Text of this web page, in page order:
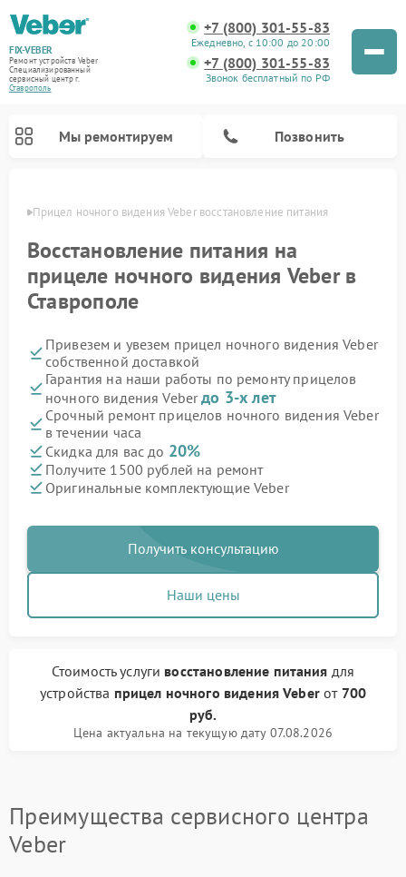
FIX-VEBER
Ремонт устройств Veber
Специализированный
cервисный центр г.
Ставрополь
+7 (800) 301-55-83
Ежедневно, с 10:00 до 20:00
+7 (800) 301-55-83
Звонок бесплатный по РФ
Мы ремонтируем Позвонить
Прицел ночного видения Veber восстановление питания
Восстановление питания на
прицеле ночного видения Veber в
Ставрополе
Привезем и увезем прицел ночного видения Veber
собственной доставкой
Гарантия на наши работы по ремонту прицелов
ночного видения Veberдо 3-х лет
Срочный ремонт прицелов ночного видения Veber
в течении часа
Скидка для вас до 20%
Получите 1500 рублей на ремонт
Оригинальные комплектующие Veber
Получить консультацию
Наши цены
Стоимость услуги восстановление питания для
устройства прицел ночного видения Veberот 700
руб.
Цена актуальна на текущую дату 07.08.2026
Преимущества сервисного центра
Veber